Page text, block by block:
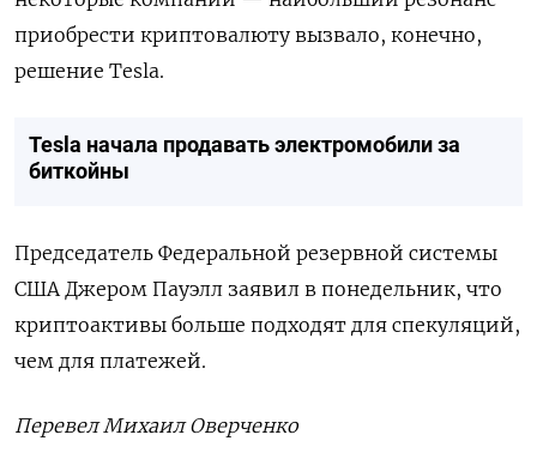
приобрести криптовалюту вызвало, конечно,
решение Tesla.
Tesla начала продавать электромобили за
биткойны
Председатель Федеральной резервной системы
США Джером Пауэлл заявил в понедельник, что
криптоактивы больше подходят для спекуляций,
чем для платежей.
Перевел Михаил Оверченко